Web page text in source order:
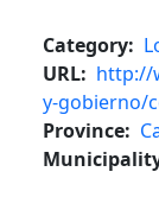
Category
URL
http://
y-gobierno/
Province